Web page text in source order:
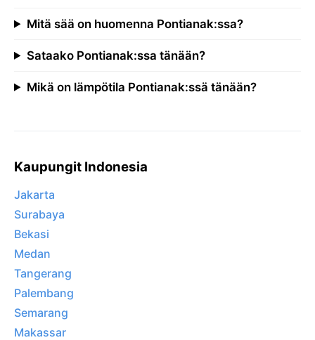
Mitä sää on huomenna Pontianak:ssa?
Sataako Pontianak:ssa tänään?
Mikä on lämpötila Pontianak:ssä tänään?
Kaupungit Indonesia
Jakarta
Surabaya
Bekasi
Medan
Tangerang
Palembang
Semarang
Makassar